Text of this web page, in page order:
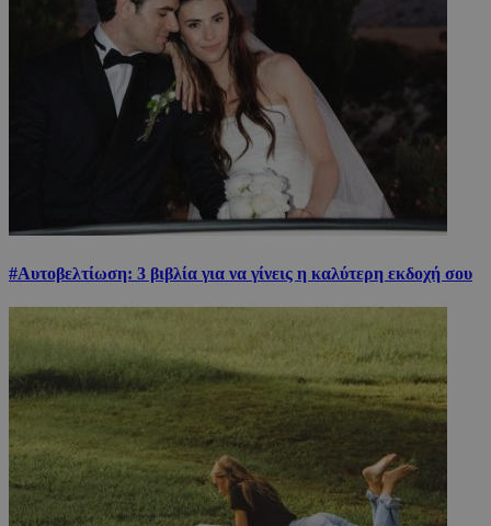
#Αυτοβελτίωση: 3 βιβλία για να γίνεις η καλύτερη εκδοχή σου